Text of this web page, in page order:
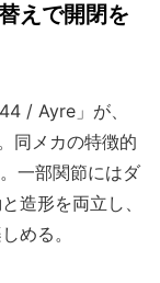
えで開閉を
/ Ayre」が、
同メカの特徴的
一部関節にはダ
造形を両立し、
める。